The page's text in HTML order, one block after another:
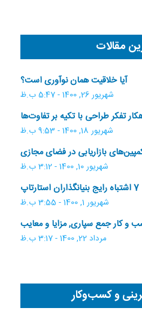
مقالات
آیا خلاقیت همان نوآوری است؟
شهریور 26, 1400 - 5:47 ب.ظ
شهریور 18, 1400 - 9:53 ب.ظ
شهریور 10, 1400 - 3:12 ب.ظ
7 اشتباه رایج بنیانگذاران استارتاپ
شهریور 1, 1400 - 3:55 ب.ظ
و کار جمع سپاری, مزایا و معایب
مرداد 22, 1400 - 3:17 ب.ظ
و کسب‌وکار